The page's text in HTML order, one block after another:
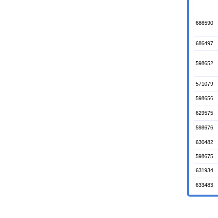
686590
686497
598652
571079
598656
629575
598676
630482
598675
631934
633483